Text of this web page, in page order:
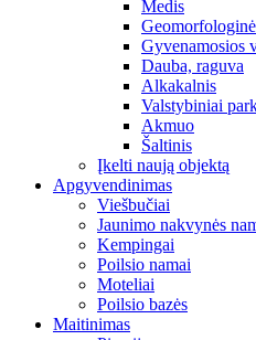
Medis
Gyvenamosios
Dauba, raguva
Alkakalnis
Valstybiniai
Akmuo
Šaltinis
Įkelti naują objektą
Apgyvendinimas
Viešbučiai
Jaunimo nakvynės
Kempingai
Poilsio namai
Moteliai
Poilsio bazės
Maitinimas